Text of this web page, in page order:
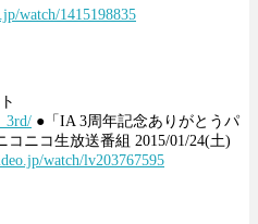
watch/1415198835
●「IA 3周年記念ありがとうパ
ニコ生放送番組 2015/01/24(土)
watch/lv203767595